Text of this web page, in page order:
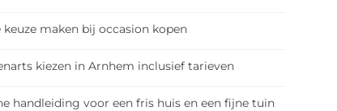
keuze maken bij occasion kopen
kiezen in Arnhem inclusief tarieven
handleiding voor een fris huis en een fijne tuin